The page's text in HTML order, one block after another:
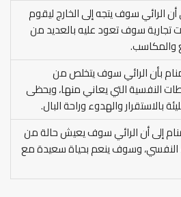
أن الرائي سوف يتجه إلى الخارج ليقوم
تجارية سوف تعود عليه بالعديد من
والمكاسب.
بأن الرائي سوف يتخلص من
النفسية التي يعاني منها، ويحظى
بالاستقرار والهدوء وراحة البال.
إلى أن الرائي سوف يعيش حالة من
النفسي، وسوف ينعم بحياة سعيدة مع